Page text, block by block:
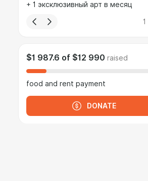
+ 1 эксклюзивный арт в месяц
1
$1 987.6 of $12 990 raised
food and rent payment
DONATE